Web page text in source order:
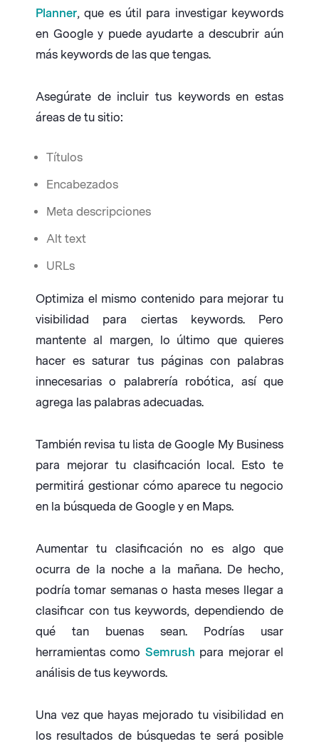
Planner, que es útil para investigar keywords
en Google y puede ayudarte a descubrir aún
más keywords de las que tengas.
Asegúrate de incluir tus keywords en estas
áreas de tu sitio:
Títulos
Encabezados
Meta descripciones
Alt text
URLs
Optimiza el mismo contenido para mejorar tu
visibilidad para ciertas keywords. Pero
mantente al margen, lo último que quieres
hacer es saturar tus páginas con palabras
innecesarias o palabrería robótica, así que
agrega las palabras adecuadas.
También revisa tu lista de Google My Business
para mejorar tu clasificación local. Esto te
permitirá gestionar cómo aparece tu negocio
en la búsqueda de Google y en Maps.
Aumentar tu clasificación no es algo que
ocurra de la noche a la mañana. De hecho,
podría tomar semanas o hasta meses llegar a
clasificar con tus keywords, dependiendo de
qué tan buenas sean. Podrías usar
herramientas como Semrush para mejorar el
análisis de tus keywords.
Una vez que hayas mejorado tu visibilidad en
los resultados de búsquedas te será posible